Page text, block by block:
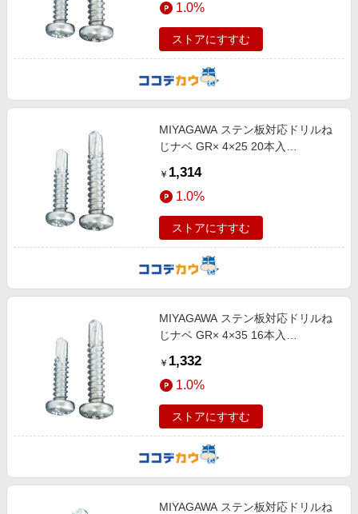
1.0%
ストアにすすむ
MIYAGAWA ステン板対応ドリルね
じナベ GR× 4×25 20本入
￥ 1,314
1.0%
ストアにすすむ
MIYAGAWA ステン板対応ドリルね
じナベ GR× 4×35 16本入
￥ 1,332
1.0%
ストアにすすむ
MIYAGAWA ステン板対応ドリルね